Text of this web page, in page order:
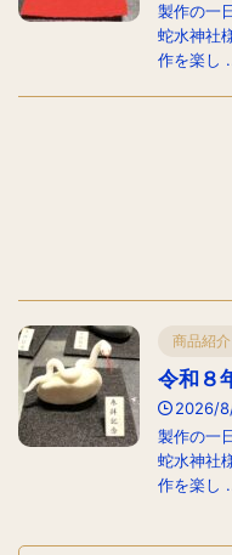
製作の一
蛇水神社
作を楽し
商品紹介
令和８
2026/
製作の一
蛇水神社
作を楽し